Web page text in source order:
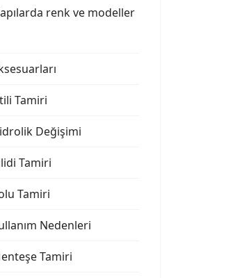
renk ve modeller
Tamiri
Değişimi
Tamiri
Tamiri
Nedenleri
Tamiri